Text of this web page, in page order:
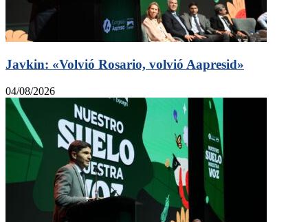
Javkin: «Volvió Rosario, volvió Aapresid»
04/08/2026